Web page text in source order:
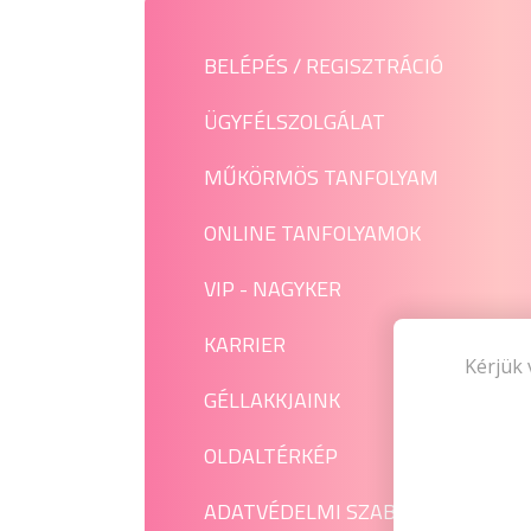
BELÉPÉS / REGISZTRÁCIÓ
ÜGYFÉLSZOLGÁLAT
MŰKÖRMÖS TANFOLYAM
ONLINE TANFOLYAMOK
VIP - NAGYKER
KARRIER
GÉLLAKKJAINK
OLDALTÉRKÉP
ADATVÉDELMI SZABÁLYZAT
Kérjük